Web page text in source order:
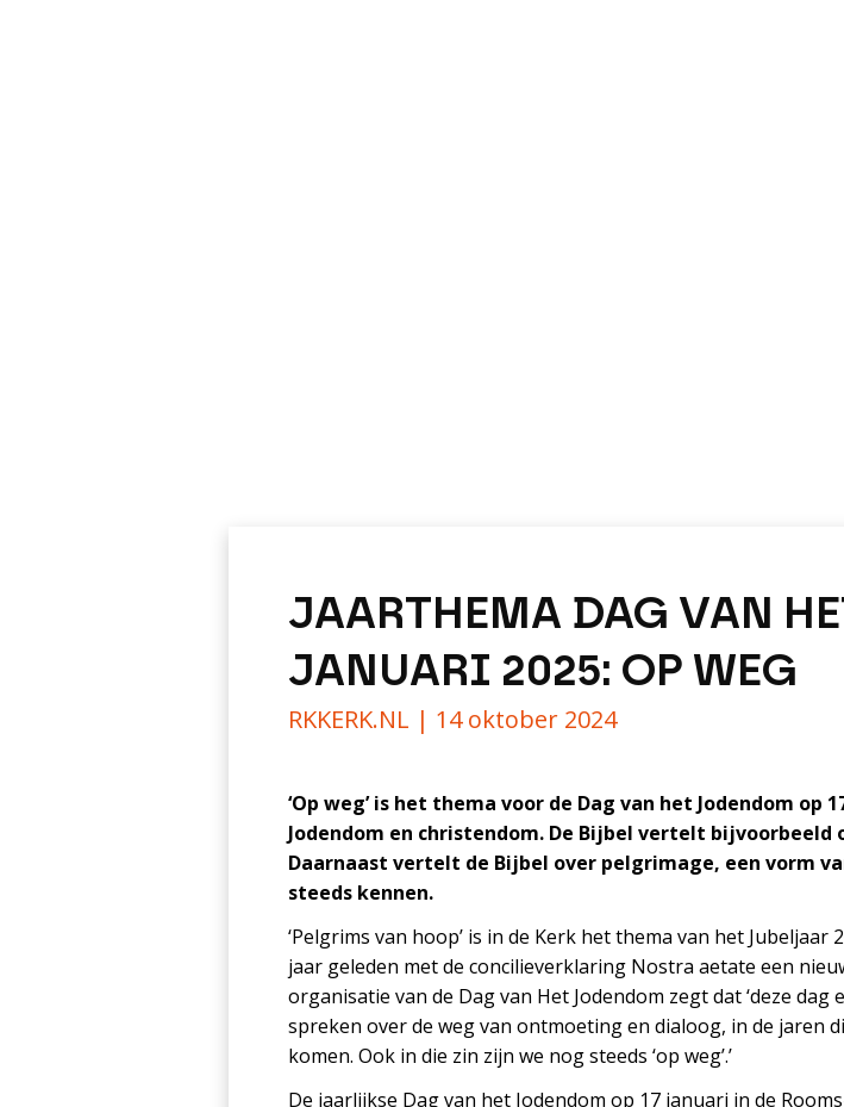
JAARTHEMA DAG VAN
JANUARI 2025: OP WEG
RKKERK.NL | 14 oktober 2024
‘Op weg’ is het thema voor de Dag van het Jodendom
Jodendom en christendom. De Bijbel vertelt
Daarnaast vertelt de Bijbel over pelgrimage, een vorm
steeds kennen.
‘Pelgrims van hoop’ is in de Kerk het thema van het
jaar geleden met de concilieverklaring Nostra aetate een
organisatie van de Dag van Het Jodendom zegt dat ‘deze
spreken over de weg van ontmoeting en dialoog, in de jaren
komen. Ook in die zin zijn we nog steeds ‘op weg’.’
De jaarlijkse Dag van het Jodendom op 17 januari in de